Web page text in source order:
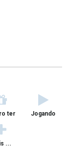
ter Jogando
...